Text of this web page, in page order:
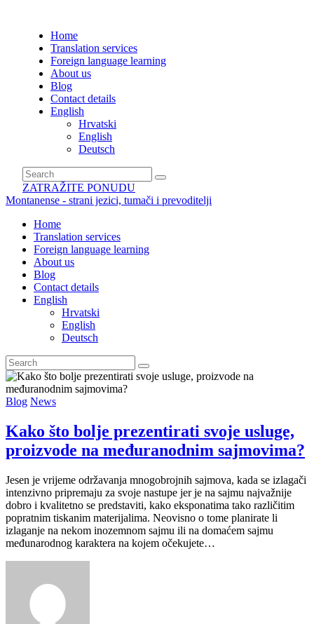
Home
Translation services
Foreign language learning
About us
Blog
Contact details
English
Hrvatski
English
Deutsch
ZATRAŽITE PONUDU
Montanense - strani jezici, tumači i prevoditelji
Home
Translation services
Foreign language learning
About us
Blog
Contact details
English
Hrvatski
English
Deutsch
Blog News
Kako što bolje prezentirati svoje usluge,
proizvode na međuranodnim sajmovima?
Jesen je vrijeme održavanja mnogobrojnih sajmova, kada se izlagači
intenzivno pripremaju za svoje nastupe jer je na sajmu najvažnije
dobro i kvalitetno se predstaviti, kako eksponatima tako različitim
popratnim tiskanim materijalima. Neovisno o tome planirate li
izlaganje na nekom inozemnom sajmu ili na domaćem sajmu
međunarodnog karaktera na kojem očekujete…